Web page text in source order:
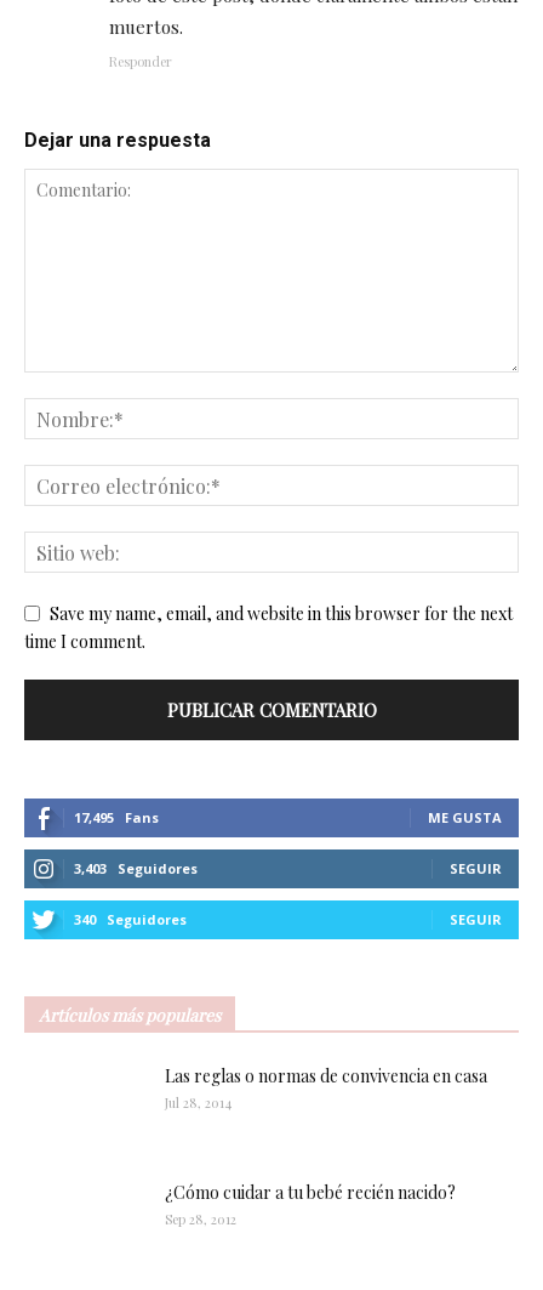
muertos.
Responder
Dejar una respuesta
Save my name, email, and website in this browser for the next
time I comment.
17,495 Fans ME GUSTA
3,403 Seguidores SEGUIR
340 Seguidores SEGUIR
Artículos más populares
Las reglas o normas de convivencia en casa
Jul 28, 2014
¿Cómo cuidar a tu bebé recién nacido?
Sep 28, 2012